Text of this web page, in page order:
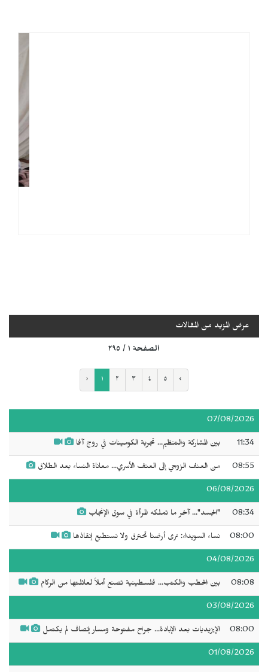
عرض المزيد من المقالات
الصفحة ١ / ٢٩٥
‹ ١ ٢ ٣ ٤ ٥ ›
07/08/2026
11:34 بين المشاركة والتنظيم... تجربة الكومينات في روج آفا
08:55 من العنف الزوجي إلى العنف الأسري... معاناة النساء بعد الطلاق
06/08/2026
08:34 "الجسد"... آخر ما تملكه المرأة في سوق الإنجاب
08:00 نساء السويداء: نرى أرضنا تحترق ولا نستطيع إنقاذها
04/08/2026
08:08 بين الحطب والكتب... فلسطينية تصنع أملاً لعائلتها من الركام
03/08/2026
08:00 الإيزيديات بعد الإبادة... جراح مفتوحة ومسار إنصاف لم يكتمل
01/08/2026